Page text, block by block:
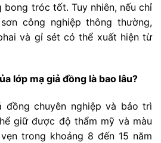
bong tróc tốt. Tuy nhiên, nếu chỉ
công nghiệp thông thường,
và gỉ sét có thể xuất hiện từ
lớp mạ giả đồng là bao lâu?
đồng chuyên nghiệp và bảo trì
giữ được độ thẩm mỹ và màu
trong khoảng 8 đến 15 năm